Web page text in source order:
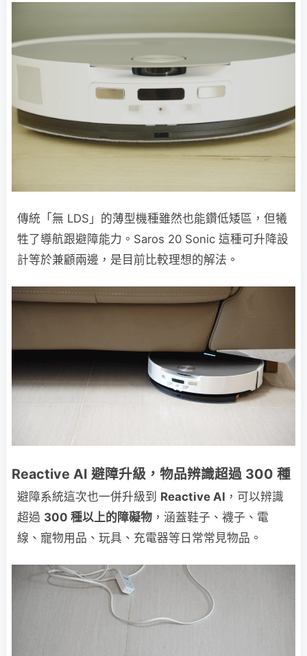
傳統「無 LDS」的薄型機種雖然也能鑽低矮區，但犧
牲了導航跟避障能力。Saros 20 Sonic 這種可升降設
計等於兼顧兩邊，是目前比較理想的解法。
Reactive AI 避障升級，物品辨識超過 300 種
避障系統這次也一併升級到 Reactive AI ，可以辨識
超過 300 種以上的障礙物 ，涵蓋鞋子、襪子、電
線、寵物用品、玩具、充電器等日常常見物品。